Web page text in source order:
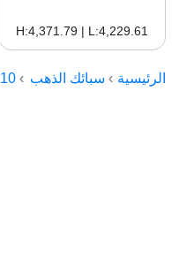
سويس جولد
H:4,371.79 | L:4,229.61
الرئيسية سبائك الذهب 10 جرام